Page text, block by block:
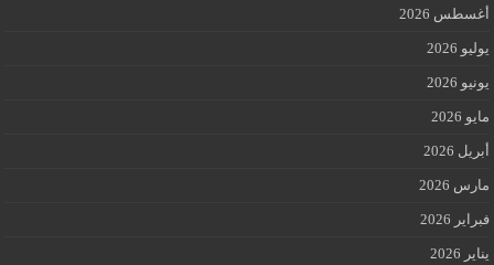
أغسطس 2026
يوليو 2026
يونيو 2026
مايو 2026
أبريل 2026
مارس 2026
فبراير 2026
يناير 2026